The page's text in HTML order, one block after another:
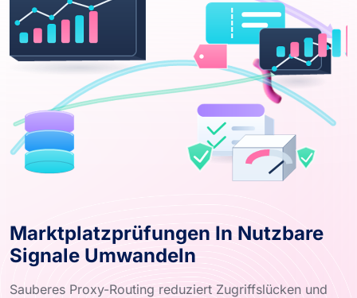
Marktplatzprüfungen In Nutzbare
Signale Umwandeln
Sauberes Proxy-Routing reduziert Zugriffslücken und